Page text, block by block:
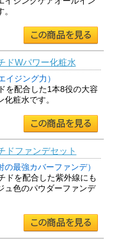
ドWパワー化粧水
イジング力）
を配合した1本8役の大容
粧水です。
ドファンデセット
の最強カバーファンデ）
ドを配合した紫外線にも
ュ色のパウダーファンデ